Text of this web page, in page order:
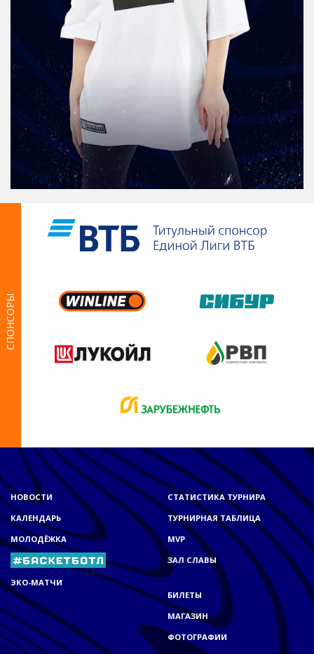
СПОНСОРЫ
НОВОСТИ
КАЛЕНДАРЬ
МОЛОДЁЖКА
ЭКО-МАТЧИ
СТАТИСТИКА ТУРНИРА
ТУРНИРНАЯ ТАБЛИЦА
MVP
ЗАЛ СЛАВЫ
БИЛЕТЫ
МАГАЗИН
ФОТОГРАФИИ